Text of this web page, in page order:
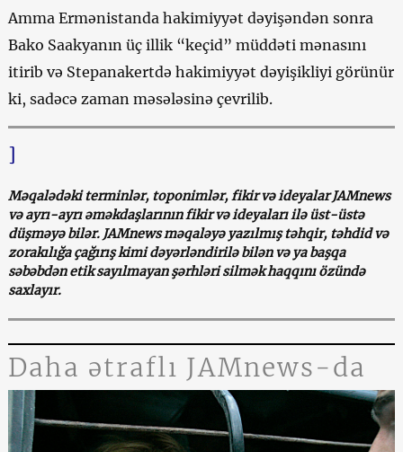
Amma Ermənistanda hakimiyyət dəyişəndən sonra
Bako Saakyanın üç illik “keçid” müddəti mənasını
itirib və Stepanakertdə hakimiyyət dəyişikliyi görünür
ki, sadəcə zaman məsələsinə çevrilib.
]
Məqalədəki terminlər, toponimlər, fikir və ideyalar JAMnews
və ayrı-ayrı əməkdaşlarının fikir və ideyaları ilə üst-üstə
düşməyə bilər. JAMnews məqaləyə yazılmış təhqir, təhdid və
zorakılığa çağırış kimi dəyərləndirilə bilən və ya başqa
səbəbdən etik sayılmayan şərhləri silmək haqqını özündə
saxlayır.
Daha ətraflı JAMnews-da